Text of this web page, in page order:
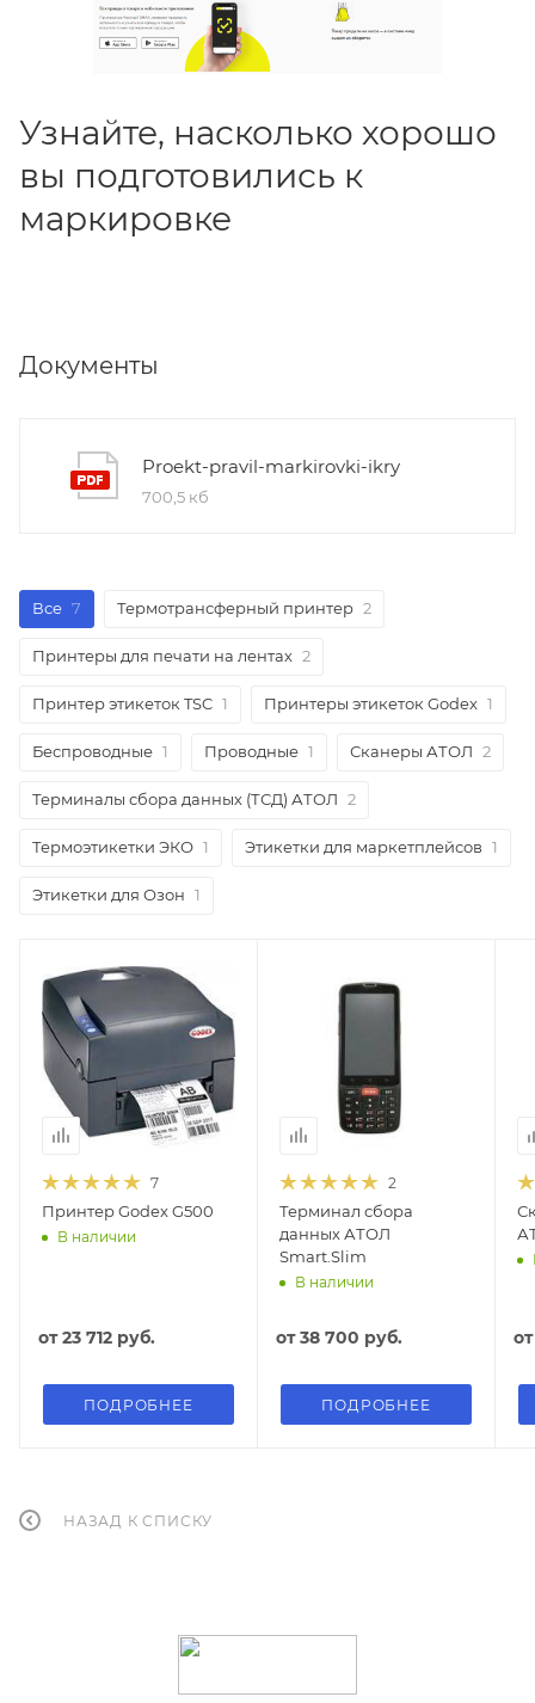
Узнайте, насколько хорошо
вы подготовились к
маркировке
Документы
Proekt-pravil-markirovki-ikry
700,5 кб
Все 7 Термотрансферный принтер 2
Принтеры для печати на лентах 2
Принтер этикеток TSC 1 Принтеры этикеток Godex 1
Беспроводные 1 Проводные 1 Сканеры АТОЛ 2
Терминалы сбора данных (ТСД) АТОЛ 2
Термоэтикетки ЭКО 1 Этикетки для маркетплейсов 1
Этикетки для Озон 1
7
Принтер Godex G500
В наличии
от23 712 руб.
ПОДРОБНЕЕ
2
Терминал сбора
данных АТОЛ
Smart.Slim
В наличии
от38 700 руб.
ПОДРОБНЕЕ
НАЗАД К СПИСКУ